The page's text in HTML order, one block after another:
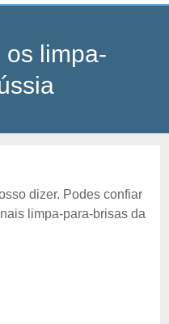
os limpa-
dizer. Podes confiar
limpa-para-brisas da